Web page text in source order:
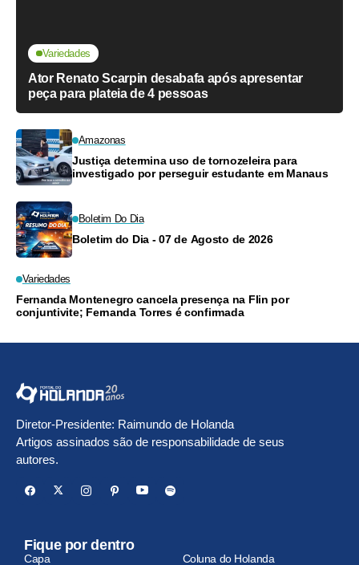
Variedades
Ator Renato Scarpin desabafa após apresentar
peça para plateia de 4 pessoas
Amazonas
Justiça determina uso de tornozeleira para
investigado por perseguir estudante em Manaus
Boletim Do Dia
Boletim do Dia - 07 de Agosto de 2026
Variedades
Fernanda Montenegro cancela presença na Flin por
conjuntivite; Fernanda Torres é confirmada
Diretor-Presidente: Raimundo de Holanda
Artigos assinados são de responsabilidade de seus
autores.
Fique por dentro
Capa Coluna do Holanda